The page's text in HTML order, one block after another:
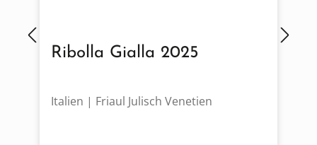
Ribolla Gialla 2025
Italien | Friaul Julisch Venetien